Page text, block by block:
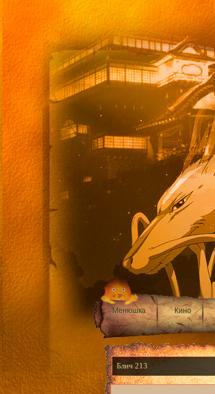
Менюшка Кино
Блич 213